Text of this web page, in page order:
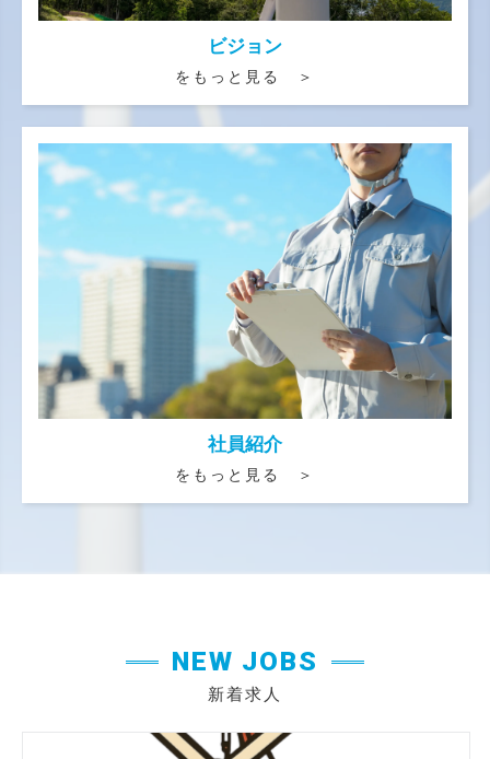
ビジョン
をもっと見る ＞
社員紹介
をもっと見る ＞
新着求人
NEW JOBS